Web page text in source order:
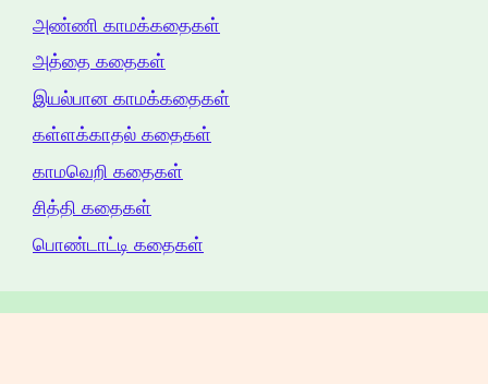
அண்ணி காமக்கதைகள்
அத்தை கதைகள்
இயல்பான காமக்கதைகள்
கள்ளக்காதல் கதைகள்
காமவெறி கதைகள்
சித்தி கதைகள்
பொண்டாட்டி கதைகள்